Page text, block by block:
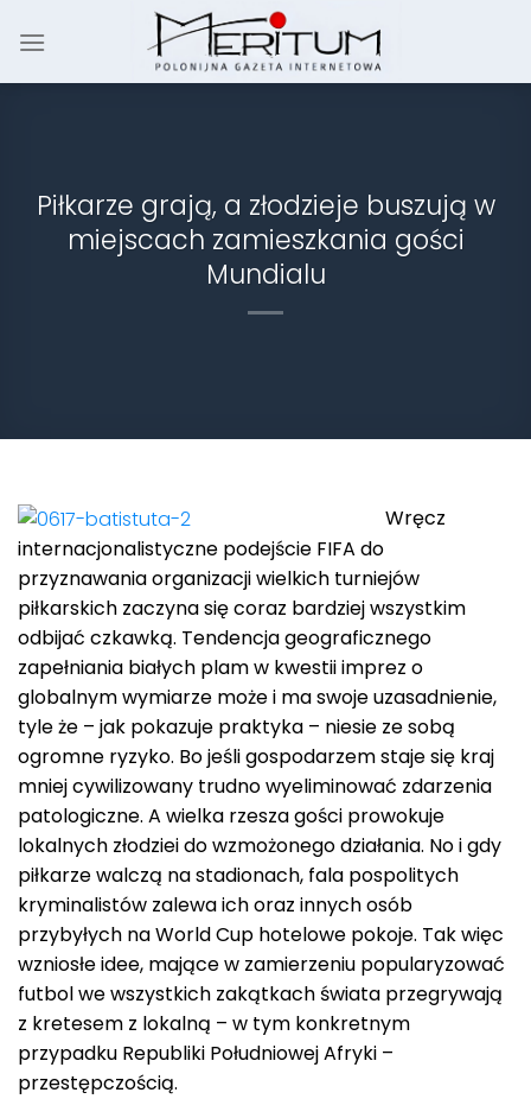
Piłkarze grają, a złodzieje buszują w
miejscach zamieszkania gości
Mundialu
Wręcz
internacjonalistyczne podejście FIFA do
przyznawania organizacji wielkich turniejów
piłkarskich zaczyna się coraz bardziej wszystkim
odbijać czkawką. Tendencja geograficznego
zapełniania białych plam w kwestii imprez o
globalnym wymiarze może i ma swoje uzasadnienie,
tyle że – jak pokazuje praktyka – niesie ze sobą
ogromne ryzyko. Bo jeśli gospodarzem staje się kraj
mniej cywilizowany trudno wyeliminować zdarzenia
patologiczne. A wielka rzesza gości prowokuje
lokalnych złodziei do wzmożonego działania. No i gdy
piłkarze walczą na stadionach, fala pospolitych
kryminalistów zalewa ich oraz innych osób
przybyłych na World Cup hotelowe pokoje. Tak więc
wzniosłe idee, mające w zamierzeniu popularyzować
futbol we wszystkich zakątkach świata przegrywają
z kretesem z lokalną – w tym konkretnym
przypadku Republiki Południowej Afryki –
przestępczością.